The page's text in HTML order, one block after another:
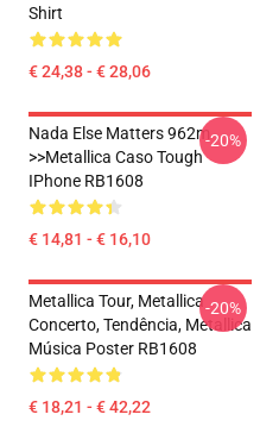
Shirt
€ 24,38 - € 28,06
Nada Else Matters 962m
>>metallica Caso Tough
IPhone RB1608
€ 14,81 - € 16,10
-20%
Metallica Tour, Metallica
Concerto, Tendência, Metallica
Música Poster RB1608
€ 18,21 - € 42,22
-20%